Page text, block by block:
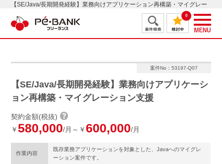
【SE/Java/長期開発経験】業務向けアプリケーション再構築・マイグレー
0
案件No：53197-Q07
【SE/Java/長期開発経験】業務向けアプリケーシ
ョン再構築・マイグレーション支援
契約金額(税抜)
￥580,000/月～￥ 600,000/月
作業内容
既存業務アプリケーションを対象とした、Javaへのマイグレ
ーション案件です。